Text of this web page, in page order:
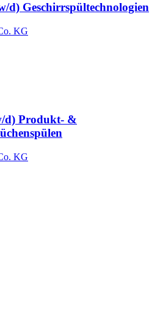
d) Geschirrspültechnologien
KG
d) Produkt- &
KG